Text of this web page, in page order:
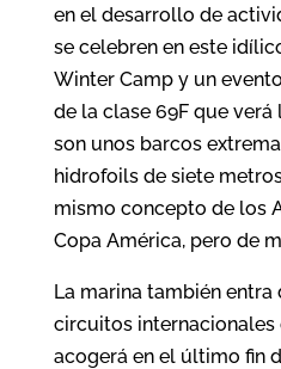
en el desarrollo de
se celebren en este
Winter Camp y un
de la clase 69F que verá
son unos barcos
hidrofoils de siete
mismo concepto de los
Copa América, pero de
La marina también
circuitos internacionales
acogerá en el último fin